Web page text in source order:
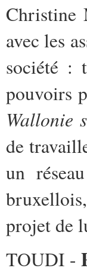
Christine
avec les
société :
pouvoirs
Wallonie
de
un
projet de
TOUDI -